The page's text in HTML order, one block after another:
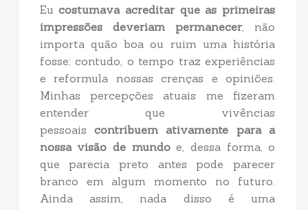
Eucostumava acreditar que as primeiras
impressões deveriam permanecer, não
importa quão boa ou ruim uma história
fosse; contudo, o tempo traz experiências
e reformula nossas crenças e opiniões.
Minhas percepções atuais me fizeram
entender que vivências
pessoais contribuem ativamente para a
nossa visão de mundoe, dessa forma, o
que parecia preto antes pode parecer
branco em algum momento no futuro.
Ainda assim, nada disso é uma